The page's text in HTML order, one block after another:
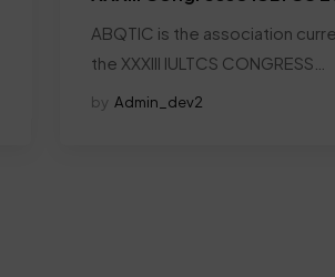
ABQTIC is the association
the XXXIII IULTCS CONGRESS…
by Admin_dev2